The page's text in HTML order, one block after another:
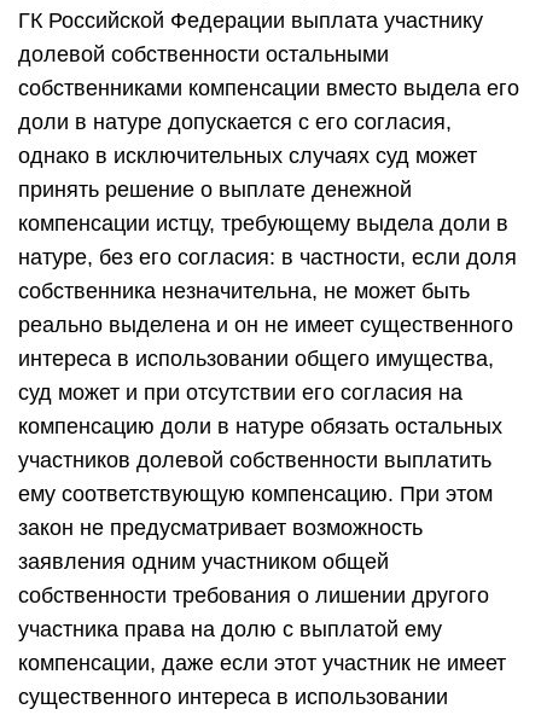
ГК Российской Федерации выплата участнику
долевой собственности остальными
собственниками компенсации вместо выдела его
доли в натуре допускается с его согласия,
однако в исключительных случаях суд может
принять решение о выплате денежной
компенсации истцу, требующему выдела доли в
натуре, без его согласия: в частности, если доля
собственника незначительна, не может быть
реально выделена и он не имеет существенного
интереса в использовании общего имущества,
суд может и при отсутствии его согласия на
компенсацию доли в натуре обязать остальных
участников долевой собственности выплатить
ему соответствующую компенсацию. При этом
закон не предусматривает возможность
заявления одним участником общей
собственности требования о лишении другого
участника права на долю с выплатой ему
компенсации, даже если этот участник не имеет
существенного интереса в использовании